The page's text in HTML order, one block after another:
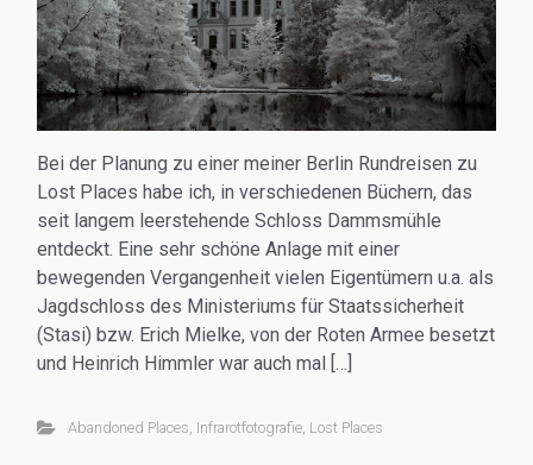
Bei der Planung zu einer meiner Berlin Rundreisen zu
Lost Places habe ich, in verschiedenen Büchern, das
seit langem leerstehende Schloss Dammsmühle
entdeckt. Eine sehr schöne Anlage mit einer
bewegenden Vergangenheit vielen Eigentümern u.a. als
Jagdschloss des Ministeriums für Staatssicherheit
(Stasi) bzw. Erich Mielke, von der Roten Armee besetzt
und Heinrich Himmler war auch mal […]
Abandoned Places Infrarotfotografie, Lost Places